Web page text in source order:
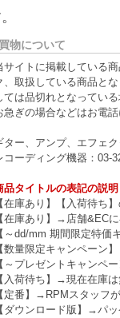
物について
サイトに掲載している
、取扱している商品と
ては品切れとなってい
急ぎの場合などはお電
ター、アンプ、エフェ
コーディング機器：03-
品タイトルの表記の説明
在庫あり】【入荷待ち
在庫あり】→店舗&ECに
～dd/mm 期間限定特価
数量限定キャンペーン
～プレゼントキャンペ
入荷待ち】→現在在庫
定番】→RPMスタッフ
ダウンロード版】→パッ